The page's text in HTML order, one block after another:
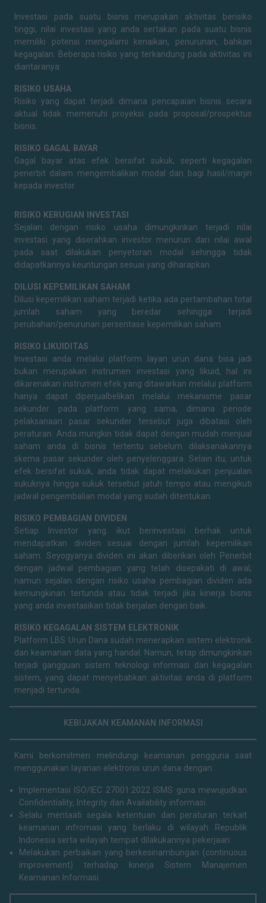
Investasi pada suatu bisnis merupakan aktivitas berisiko
tinggi, nilai investasi yang anda sertakan pada suatu bisnis
memiliki potensi mengalami kenaikan, penurunan, bahkan
kegagalan. Beberapa risiko yang terkandung pada aktivitas ini
diantaranya:
RISIKO USAHA
Risiko yang dapat terjadi dimana pencapaian bisnis secara
aktual tidak memenuhi proyeksi pada proposal/prospektus
bisnis.
RISIKO GAGAL BAYAR
Gagal bayar atas efek bersifat sukuk, seperti kegagalan
penerbit dalam mengembalikan modal dan bagi hasil/marjin
kepada investor.
RISIKO KERUGIAN INVESTASI
Sejalan dengan risiko usaha dimungkinkan terjadi nilai
investasi yang diserahkan investor menurun dari nilai awal
pada saat dilakukan penyetoran modal sehingga tidak
didapatkannya keuntungan sesuai yang diharapkan.
DILUSI KEPEMILIKAN SAHAM
Dilusi kepemilikan saham terjadi ketika ada pertambahan total
jumlah saham yang beredar sehingga terjadi
perubahan/penurunan persentase kepemilikan saham.
RISIKO LIKUIDITAS
Investasi anda melalui platform layan urun dana bisa jadi
bukan merupakan instrumen investasi yang likuid, hal ini
dikarenakan instrumen efek yang ditawarkan melalui platform
hanya dapat diperjualbelikan melalui mekanisme pasar
sekunder pada platform yang sama, dimana periode
pelaksanaan pasar sekunder tersebut juga dibatasi oleh
peraturan. Anda mungkin tidak dapat dengan mudah menjual
saham anda di bisnis tertentu sebelum dilaksanakannya
skema pasar sekunder oleh penyelenggara. Selain itu, untuk
efek bersifat sukuk, anda tidak dapat melakukan penjualan
sukuknya hingga sukuk tersebut jatuh tempo atau mengikuti
jadwal pengembalian modal yang sudah ditentukan.
RISIKO PEMBAGIAN DIVIDEN
Setiap Investor yang ikut berinvestasi berhak untuk
mendapatkan dividen sesuai dengan jumlah kepemilikan
saham. Seyogyanya dividen ini akan diberikan oleh Penerbit
dengan jadwal pembagian yang telah disepakati di awal,
namun sejalan dengan risiko usaha pembagian dividen ada
kemungkinan tertunda atau tidak terjadi jika kinerja bisnis
yang anda investasikan tidak berjalan dengan baik.
RISIKO KEGAGALAN SISTEM ELEKTRONIK
Platform LBS Urun Dana sudah menerapkan sistem elektronik
dan keamanan data yang handal. Namun, tetap dimungkinkan
terjadi gangguan sistem teknologi informasi dan kegagalan
sistem, yang dapat menyebabkan aktivitas anda di platform
menjadi tertunda.
KEBIJAKAN KEAMANAN INFORMASI
Kami berkomitmen melindungi keamanan pengguna saat
menggunakan layanan elektronis urun dana dengan:
Implementasi ISO/IEC 27001:2022 ISMS guna mewujudkan
Confidentiality, Integrity dan Availability informasi.
Selalu mentaati segala ketentuan dan peraturan terkait
keamanan infromasi yang berlaku di wilayah Republik
Indonesia serta wilayah tempat dilakukannya pekerjaan.
Melakukan perbaikan yang berkesinambungan (continuous
improvement) terhadap kinerja Sistem Manajemen
Keamanan Informasi.